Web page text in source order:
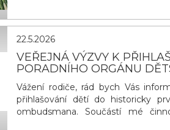
onemocnění o vlasy přišli. Z
mohou lidem v těžkém období
22.5.2026
VEŘEJNÁ VÝZVY K
PORADNÍHO ORGÁNU
Vážení rodiče, rád bych Vás
přihlašování dětí do historicky
ombudsmana. Součástí mé
spolupráce s poradním orgánem